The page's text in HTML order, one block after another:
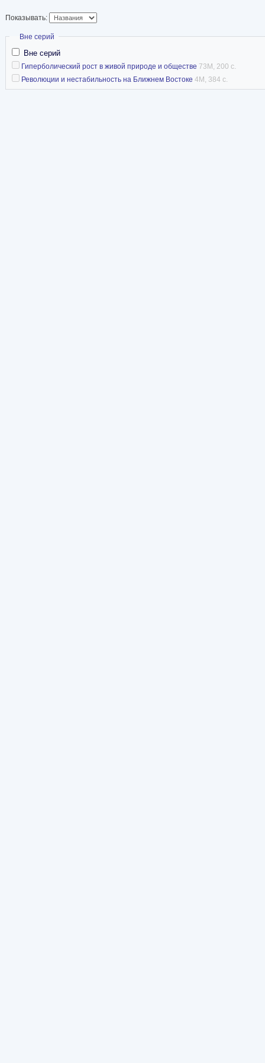
математического моделирования, системного
Статья в Википедии
Показывать:
Скрыть
Вне серий
Вне серий
Гиперболический рост в живой природе и обществе 73M, 200 с.
Революции и нестабильность на Ближнем Востоке 4M, 384 с.